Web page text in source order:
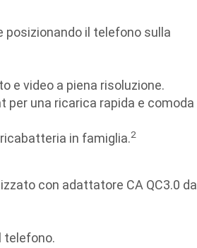
il telefono sulla
e video a piena risoluzione.
per una ricarica rapida e comoda
in famiglia.2
con adattatore CA QC3.0 da
telefono.